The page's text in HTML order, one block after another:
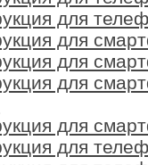
для
для
для
для
для
для